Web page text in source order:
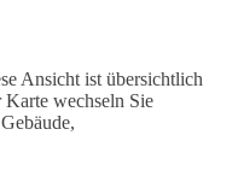
Ansicht ist übersichtlich
wechseln Sie